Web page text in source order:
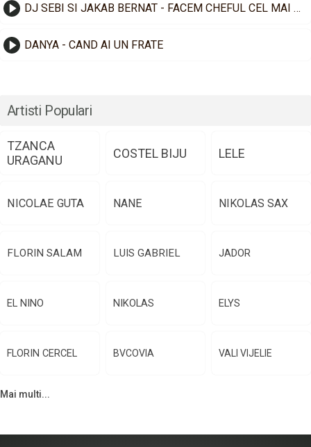
DJ SEBI SI JAKAB BERNAT - FACEM CHEFUL CEL MAI TARE
DANYA - CAND AI UN FRATE
Artisti Populari
TZANCA
URAGANU
COSTEL BIJU LELE
NICOLAE GUTA NANE NIKOLAS SAX
FLORIN SALAM LUIS GABRIEL JADOR
EL NINO NIKOLAS ELYS
FLORIN CERCEL BVCOVIA VALI VIJELIE
Mai multi...